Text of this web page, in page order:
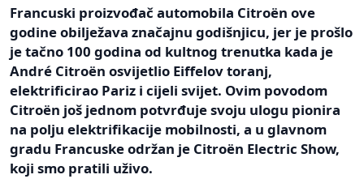
Francuski proizvođač automobila Citroën ove
godine obilježava značajnu godišnjicu, jer je prošlo
je tačno 100 godina od kultnog trenutka kada je
André Citroën osvijetlio Eiffelov toranj,
elektrificirao Pariz i cijeli svijet. Ovim povodom
Citroën još jednom potvrđuje svoju ulogu pionira
na polju elektrifikacije mobilnosti, a u glavnom
gradu Francuske održan je Citroën Electric Show,
koji smo pratili uživo.